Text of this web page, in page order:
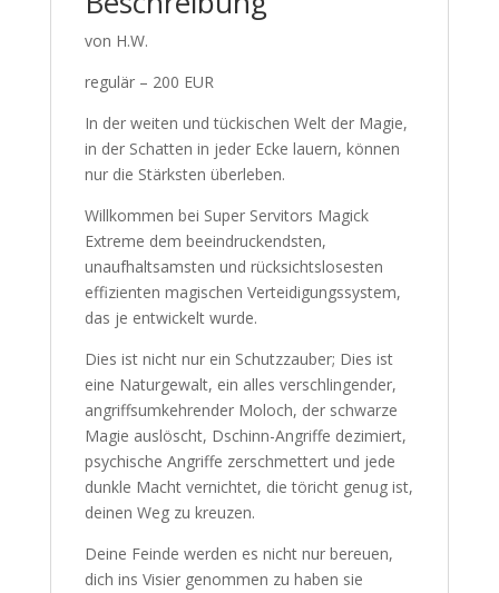
von H.W.
regulär – 200 EUR
In der weiten und tückischen Welt der Magie,
in der Schatten in jeder Ecke lauern, können
nur die Stärksten überleben.
Willkommen bei Super Servitors Magick
Extreme dem beeindruckendsten,
unaufhaltsamsten und rücksichtslosesten
effizienten magischen Verteidigungssystem,
das je entwickelt wurde.
Dies ist nicht nur ein Schutzzauber; Dies ist
eine Naturgewalt, ein alles verschlingender,
angriffsumkehrender Moloch, der schwarze
Magie auslöscht, Dschinn-Angriffe dezimiert,
psychische Angriffe zerschmettert und jede
dunkle Macht vernichtet, die töricht genug ist,
deinen Weg zu kreuzen.
Deine Feinde werden es nicht nur bereuen,
dich ins Visier genommen zu haben sie